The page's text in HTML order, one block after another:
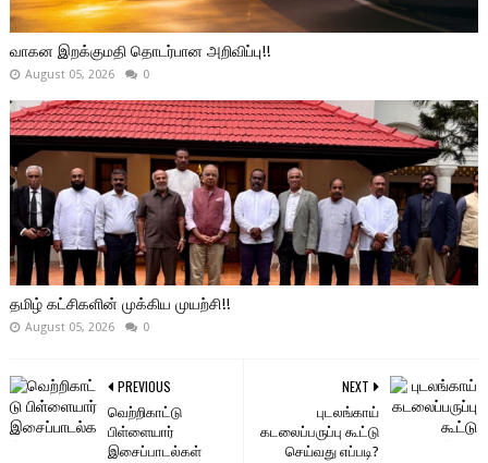
வாகன இறக்குமதி தொடர்பான அறிவிப்பு!!
August 05, 2026 0
தமிழ் கட்சிகளின் முக்கிய முயற்சி!!
August 05, 2026 0
NEXT
புடலங்காய்
கடலைப்பருப்பு கூட்டு
செய்வது எப்படி?
PREVIOUS
வெற்றிகாட்டு
பிள்ளையார்
இசைப்பாடல்கள்